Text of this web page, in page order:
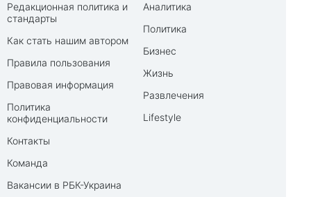
Редакционная политика и
стандарты
Как стать нашим автором
Правила пользования
Правовая информация
Политика
конфиденциальности
Контакты
Команда
Вакансии в РБК-Украина
Аналитика
Политика
Бизнес
Жизнь
Развлечения
Lifestyle